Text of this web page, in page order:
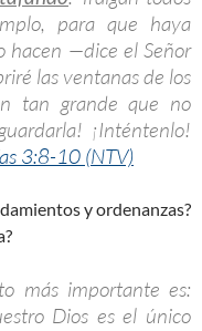
para que haya
hacen —dice el Señor
las ventanas de los
tan grande que no
¡Inténtenlo!
3:8-10 (NTV)
y ordenanzas?
más importante es:
Dios es el único